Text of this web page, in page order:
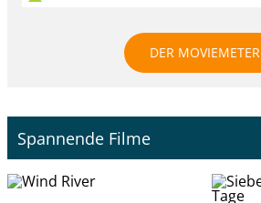
DER MOVIEMETER
Spannende Filme